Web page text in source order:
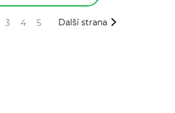
3 4 5 Další strana